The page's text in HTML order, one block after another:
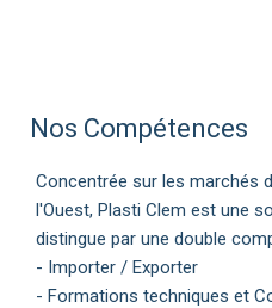
Nos Compétences
Concentrée sur les marchés
l'Ouest, Plasti Clem est une
distingue par une double
- Importer / Exporter
- Formations techniques et